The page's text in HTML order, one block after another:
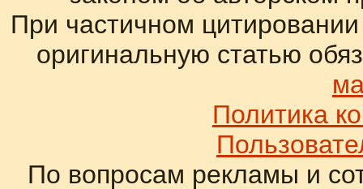
При частичном
оригинальную статью
Политика
По вопросам рекламы и